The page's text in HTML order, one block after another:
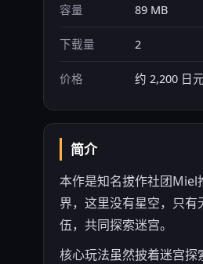
容量 89 MB
下载量 2
价格 约 2,200 日
简介
本作是知名拔作社团Miel
界，这里没有星空，只
伍，共同探索迷宫。
核心玩法虽然披着迷宫